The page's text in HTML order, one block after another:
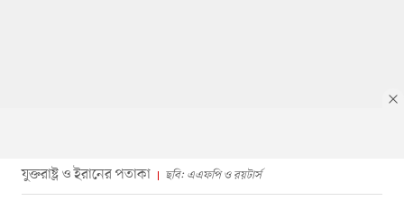
যুক্তরাষ্ট্র ও ইরানের পতাকা ছবি: এএফপি ও রয়টার্স